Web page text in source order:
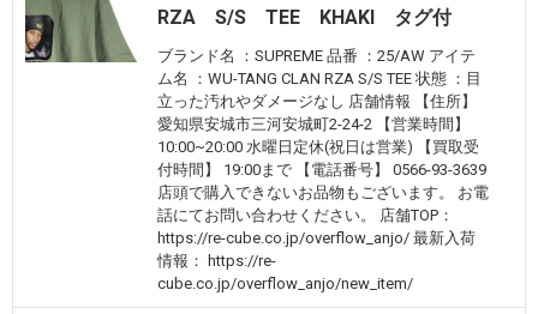
RZA S/S TEE KHAKI タグ付
ブランド名 ：SUPREME 品番 ：25/AW アイテ
ム名 ：WU-TANG CLAN RZA S/S TEE 状態 ：目
立った汚れやダメージなし 店舗情報 【住所】
愛知県安城市三河安城町2-24-2 【営業時間】
10:00~20:00 水曜日定休(祝日は営業) 【買取受
付時間】 19:00まで 【電話番号】 0566-93-3639
店頭で購入できないお品物もございます。 お電
話にてお問い合わせください。 店舗TOP：
https://re-cube.co.jp/overflow_anjo/ 最新入荷
情報： https://re-
cube.co.jp/overflow_anjo/new_item/